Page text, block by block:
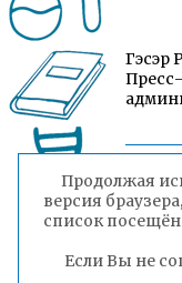
Гэсэр
Продолжая
версия
список
Если Вы не